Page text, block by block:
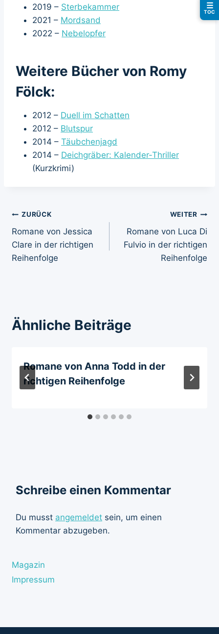
2019 – Sterbekammer
2021 – Mordsand
2022 – Nebelopfer
Weitere Bücher von Romy
Fölck:
2012 – Duell im Schatten
2012 – Blutspur
2014 – Täubchenjagd
2014 – Deichgräber: Kalender-Thriller
(Kurzkrimi)
Beitragsnavigation
ZURÜCK
Romane von Jessica
Clare in der richtigen
Reihenfolge
WEITER
Romane von Luca Di
Fulvio in der richtigen
Reihenfolge
Ähnliche Beiträge
Romane von Anna Todd in der
richtigen Reihenfolge
Schreibe einen Kommentar
Du musst angemeldet sein, um einen
Kommentar abzugeben.
Magazin
Impressum
☰
TOC